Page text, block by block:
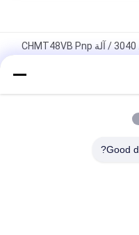
خط إنتاج SMT المتقدم ، طابعة استنسل 3040 / آلة CHMT48VB Pnp
عالي الأداء لتصنيع
Good